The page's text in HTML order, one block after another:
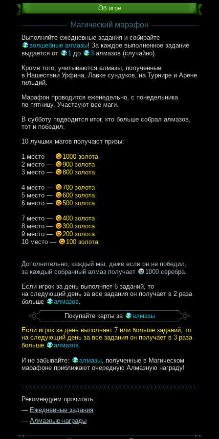
Об игре
Магический марафон
Выполняйте ежедневные задания и собирайте
волшебные алмазы! За каждое выполненное задание
выдается от
1 до 3 алмазов (случайно).
Кроме того, учитываются алмазы, полученные
в Нашествии Урфина, Лавке сундуков, на Турнире и Арене
гильдий.
Марафон проводится еженедельно, с понедельника
по пятницу. Участвуют все маги.
В субботу подводится итог, кто больше собрал алмазов,
тот и победил.
10 лучших магов получают призы:
1 место —
1000 золота
2 место —
900 золота
3 место —
800 золота
4 место —
700 золота
5 место —
600 золота
6 место —
500 золота
7 место —
400 золота
8 место —
300 золота
9 место —
200 золота
10 место —
100 золота
Дополнительно, каждый маг, даже если он не победил,
за каждый собранный алмаз получает
1000 серебра.
Если игрок за день выполняет 6 заданий, то
на следующий день за все задания он получает в 2 раза
больше
алмазов.
Покупайте карты за
алмазы
Если игрок за день выполняет 7 или больше заданий, то
на следующий день за все задания он получает в 3 раза
больше
алмазов.
И не забывайте: алмазы, полученные в Магическом
марафоне приближают очередную Алмазную награду!
Рекомендуем прочитать:
— Ежедневные задания
— Алмазные награды